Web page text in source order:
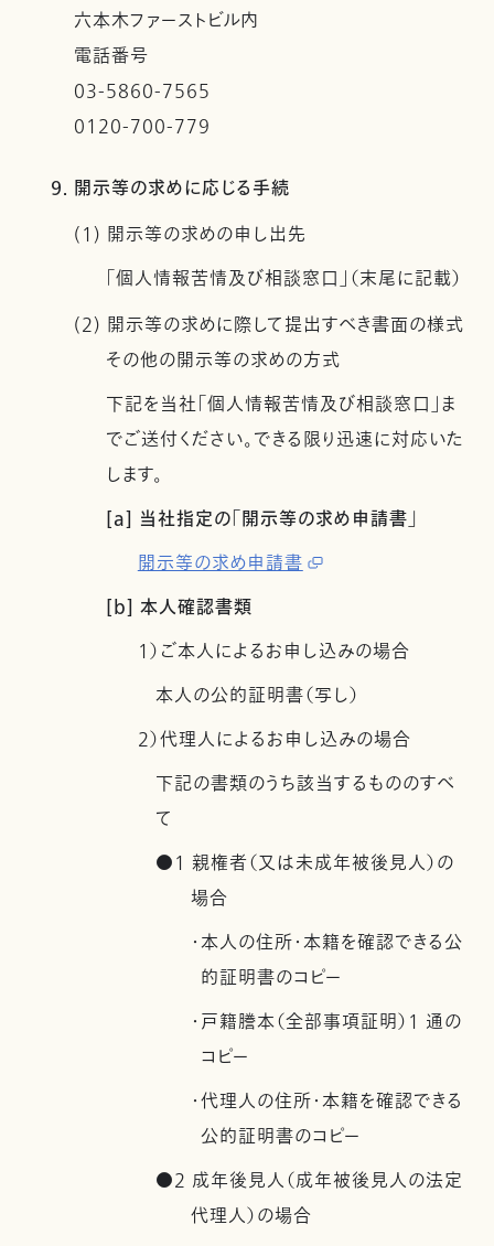
六本木ファーストビル内
電話番号
03-5860-7565
0120-700-779
9. 開示等の求めに応じる手続
(1) 開示等の求めの申し出先
「個人情報苦情及び相談窓口」（末尾に記載）
(2) 開示等の求めに際して提出すべき書面の様式
その他の開示等の求めの方式
下記を当社「個人情報苦情及び相談窓口」ま
でご送付ください。できる限り迅速に対応いた
します。
[a] 当社指定の「開示等の求め申請書」
開示等の求め申請書
[b] 本人確認書類
1）ご本人によるお申し込みの場合
本人の公的証明書（写し）
2）代理人によるお申し込みの場合
下記の書類のうち該当するもののすべ
て
●1 親権者（又は未成年被後見人）の
場合
・本人の住所・本籍を確認できる公
的証明書のコピー
・戸籍謄本（全部事項証明）1 通の
コピー
・代理人の住所・本籍を確認できる
公的証明書のコピー
●2 成年後見人（成年被後見人の法定
代理人）の場合